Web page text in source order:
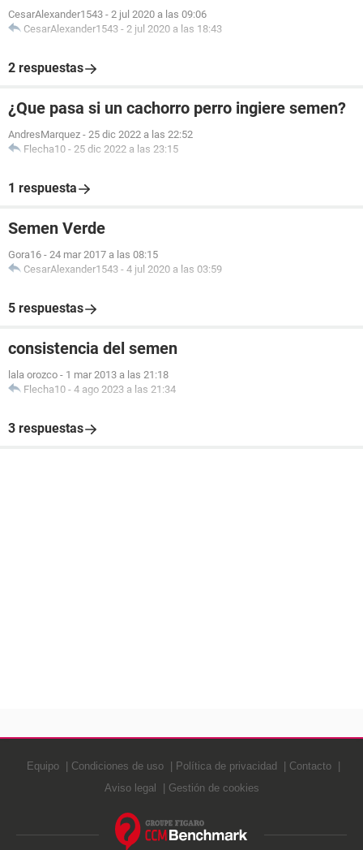
CesarAlexander1543 - 2 jul 2020 a las 09:06
CesarAlexander1543 - 2 jul 2020 a las 18:43
2 respuestas
¿Que pasa si un cachorro perro ingiere semen?
AndresMarquez - 25 dic 2022 a las 22:52
Flecha10 - 25 dic 2022 a las 23:15
1 respuesta
Semen Verde
Gora16 - 24 mar 2017 a las 08:15
CesarAlexander1543 - 4 jul 2020 a las 03:59
5 respuestas
consistencia del semen
lala orozco - 1 mar 2013 a las 21:18
Flecha10 - 4 ago 2023 a las 21:34
3 respuestas
Equipo Condiciones de uso Política de privacidad
Contacto
Aviso legal
Gestión de cookies